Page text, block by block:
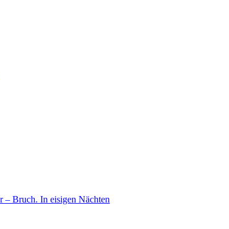
– Bruch. In eisigen Nächten